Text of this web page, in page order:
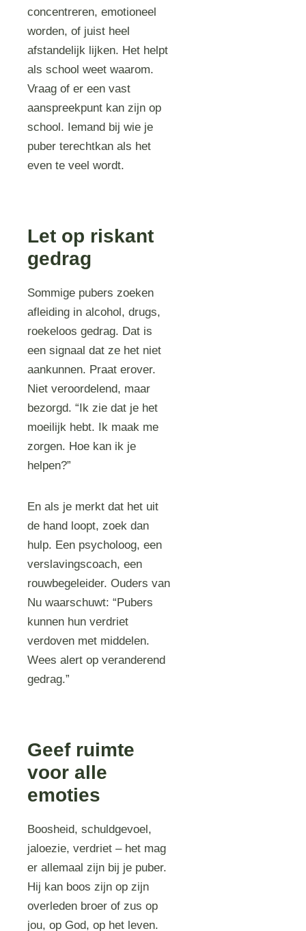
concentreren, emotioneel
worden, of juist heel
afstandelijk lijken. Het helpt
als school weet waarom.
Vraag of er een vast
aanspreekpunt kan zijn op
school. Iemand bij wie je
puber terechtkan als het
even te veel wordt.
Let op riskant
gedrag
Sommige pubers zoeken
afleiding in alcohol, drugs,
roekeloos gedrag. Dat is
een signaal dat ze het niet
aankunnen. Praat erover.
Niet veroordelend, maar
bezorgd. “Ik zie dat je het
moeilijk hebt. Ik maak me
zorgen. Hoe kan ik je
helpen?”
En als je merkt dat het uit
de hand loopt, zoek dan
hulp. Een psycholoog, een
verslavingscoach, een
rouwbegeleider. Ouders van
Nu waarschuwt: “Pubers
kunnen hun verdriet
verdoven met middelen.
Wees alert op veranderend
gedrag.”
Geef ruimte
voor alle
emoties
Boosheid, schuldgevoel,
jaloezie, verdriet – het mag
er allemaal zijn bij je puber.
Hij kan boos zijn op zijn
overleden broer of zus op
jou, op God, op het leven.